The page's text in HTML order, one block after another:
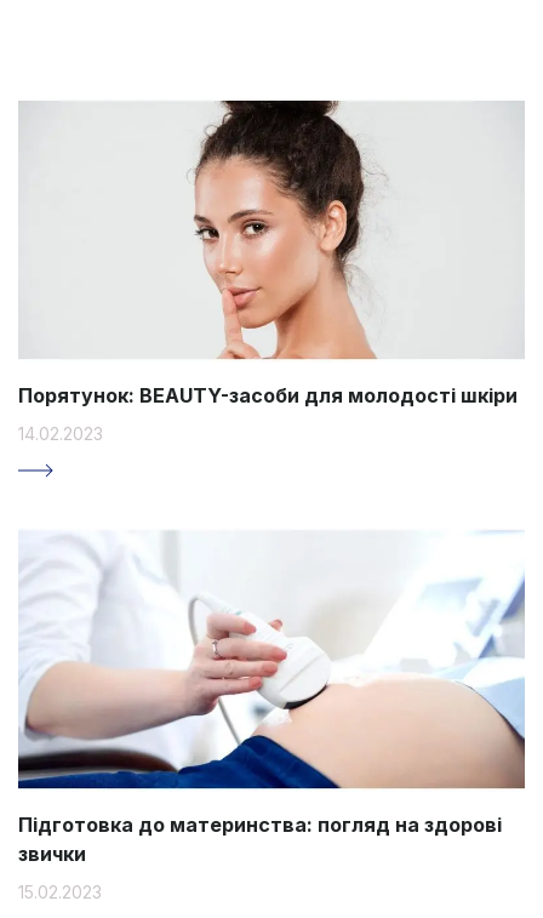
Порятунок: BEAUTY-засоби для молодості шкіри
14.02.2023
Підготовка до материнства: погляд на здорові
звички
15.02.2023